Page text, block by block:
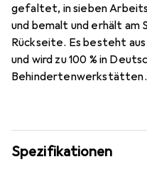
gefaltet, in sieben
und bemalt und erhält am
Rückseite. Es besteht
und wird zu 100 % in
Behindertenwerkstätten.
Spezifikationen